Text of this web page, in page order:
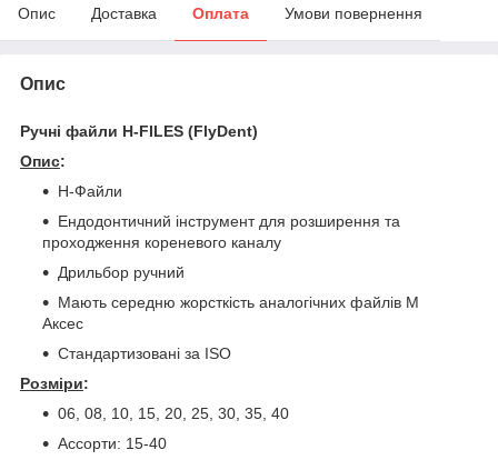
Опис Доставка Оплата Умови повернення
Опис
Ручні файли H-FILES (FlyDent)
Опис:
H-Файли
Ендодонтичний інструмент для розширення та
проходження кореневого каналу
Дрильбор ручний
Мають середню жорсткість аналогічних файлів М
Аксес
Стандартизовані за ISO
Розміри:
06, 08, 10, 15, 20, 25, 30, 35, 40
Ассорти: 15-40